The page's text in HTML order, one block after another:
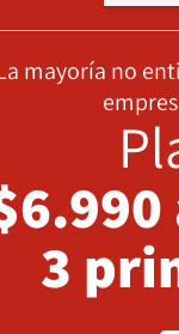
mayoría no
3